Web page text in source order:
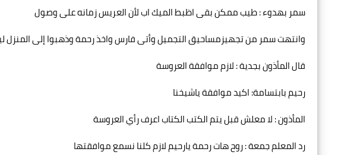
سمر بهدوء : طيب ممكن بقى اظبط الميك اب لأن العريس زمانه على وصول
وانتهت سمر من تجهيزمساحيق التجميل وأتى فارس واخذ رحمة وذهبوا إلى المنزل
قال المأذون بجدية : لازم موافقة العروسة
رحيم بابتسامة: اكيد موافقة ياشيخنا
المأذون : لا معلش قبل يتم الكتب الكتاب اعرف رأي العروسة
رد المعلم جمعة : روح هات رحمة يارحيم لازم كلنا نسمع موافقتها